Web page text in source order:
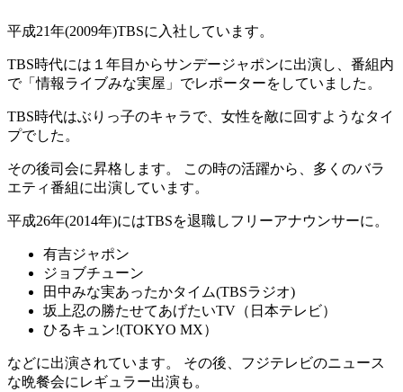
平成21年(2009年)TBSに入社しています。
TBS時代には１年目からサンデージャポンに出演し、番組内
で「情報ライブみな実屋」でレポーターをしていました。
TBS時代はぶりっ子のキャラで、女性を敵に回すようなタイ
プでした。
その後司会に昇格します。 この時の活躍から、多くのバラ
エティ番組に出演しています。
平成26年(2014年)にはTBSを退職しフリーアナウンサーに。
有吉ジャポン
ジョブチューン
田中みな実あったかタイム(TBSラジオ)
坂上忍の勝たせてあげたいTV（日本テレビ）
ひるキュン!(TOKYO MX）
などに出演されています。 その後、フジテレビのニュース
な晩餐会にレギュラー出演も。